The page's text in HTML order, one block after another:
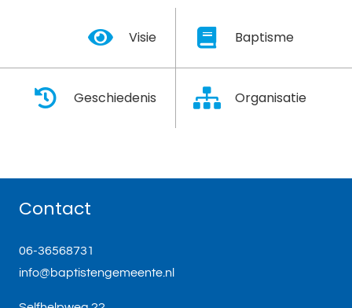
Visie Baptisme
Geschiedenis Organisatie
Contact
06-36568731
info@baptistengemeente.nl